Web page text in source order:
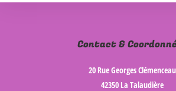
20 Rue Georges Clémenceau
42350 La Talaudière
Contact &